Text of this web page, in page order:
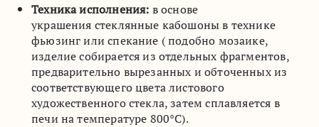
Техника исполнения: в основе
украшения стеклянные кабошоны в технике
фьюзинг или спекание ( подобно мозаике,
изделие собирается из отдельных фрагментов,
предварительно вырезанных и обточенных из
соответствующего цвета листового
художественного стекла, затем сплавляется в
печи на температуре 800°C).